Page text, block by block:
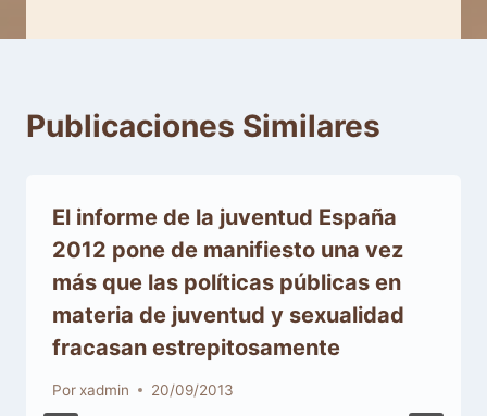
Publicaciones Similares
El informe de la juventud España
2012 pone de manifiesto una vez
más que las políticas públicas en
materia de juventud y sexualidad
fracasan estrepitosamente
Por xadmin 20/09/2013